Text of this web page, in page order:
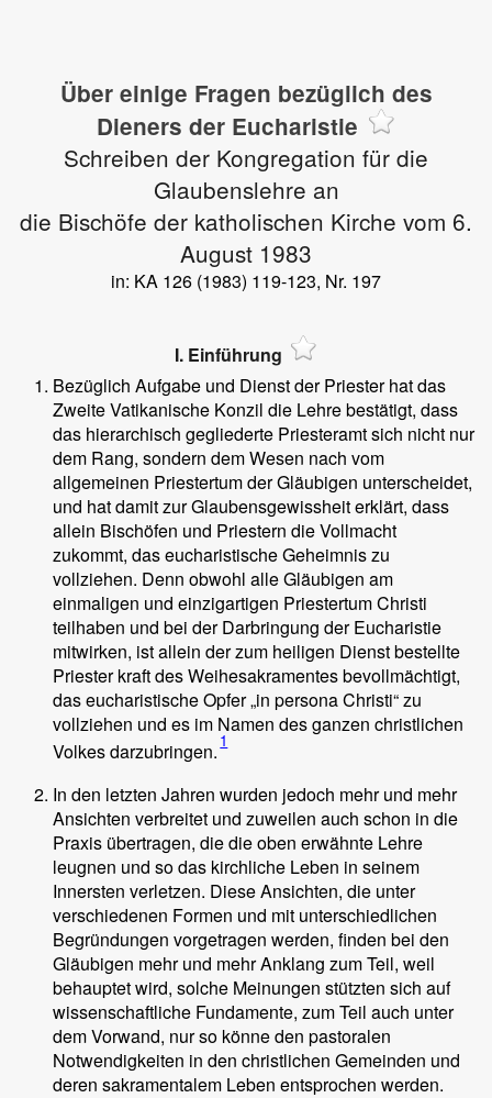
Über einige Fragen bezüglich des
Dieners der Eucharistie
Schreiben der Kongregation für die
Glaubenslehre an
die Bischöfe der katholischen Kirche vom 6.
August 1983
in: KA 126 (1983) 119-123, Nr. 197
I. Einführung
Bezüglich Aufgabe und Dienst der Priester hat das
Zweite Vatikanische Konzil die Lehre bestätigt, dass
das hierarchisch gegliederte Priesteramt sich nicht nur
dem Rang, sondern dem Wesen nach vom
allgemeinen Priestertum der Gläubigen unterscheidet,
und hat damit zur Glaubensgewissheit erklärt, dass
allein Bischöfen und Priestern die Vollmacht
zukommt, das eucharistische Geheimnis zu
vollziehen. Denn obwohl alle Gläubigen am
einmaligen und einzigartigen Priestertum Christi
teilhaben und bei der Darbringung der Eucharistie
mitwirken, ist allein der zum heiligen Dienst bestellte
Priester kraft des Weihesakramentes bevollmächtigt,
das eucharistische Opfer „in persona Christi“ zu
vollziehen und es im Namen des ganzen christlichen
Volkes darzubringen. 1
In den letzten Jahren wurden jedoch mehr und mehr
Ansichten verbreitet und zuweilen auch schon in die
Praxis übertragen, die die oben erwähnte Lehre
leugnen und so das kirchliche Leben in seinem
Innersten verletzen. Diese Ansichten, die unter
verschiedenen Formen und mit unterschiedlichen
Begründungen vorgetragen werden, finden bei den
Gläubigen mehr und mehr Anklang zum Teil, weil
behauptet wird, solche Meinungen stützten sich auf
wissenschaftliche Fundamente, zum Teil auch unter
dem Vorwand, nur so könne den pastoralen
Notwendigkeiten in den christlichen Gemeinden und
deren sakramentalem Leben entsprochen werden.